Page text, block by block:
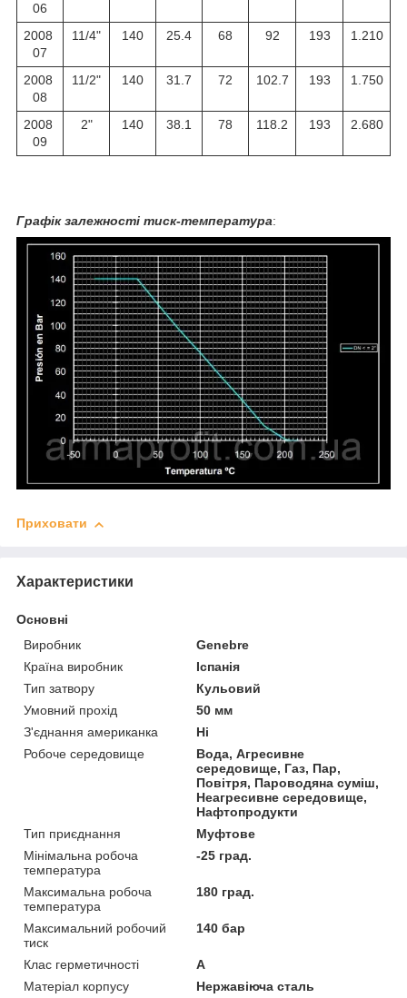
06
2008
07
11/4" 140 25.4 68 92 193 1.210
2008
08
11/2" 140 31.7 72 102.7 193 1.750
2008
09
2" 140 38.1 78 118.2 193 2.680
Графік залежності тиск-температура:
Приховати
Характеристики
Основні
Виробник
Genebre
Країна виробник
Іспанія
Тип затвору
Кульовий
Умовний прохід
50 мм
З'єднання американка
Ні
Робоче середовище
Вода, Агресивне
середовище, Газ, Пар,
Повітря, Пароводяна суміш,
Неагресивне середовище,
Нафтопродукти
Тип приєднання
Муфтове
Мінімальна робоча
температура
-25 град.
Максимальна робоча
температура
180 град.
Максимальний робочий
тиск
140 бар
Клас герметичності
А
Матеріал корпусу
Нержавіюча сталь